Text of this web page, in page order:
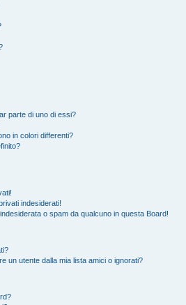
parte di uno di essi?
in colori differenti?
indesiderati!
o spam da qualcuno in questa Board!
un utente dalla mia lista amici o ignorati?